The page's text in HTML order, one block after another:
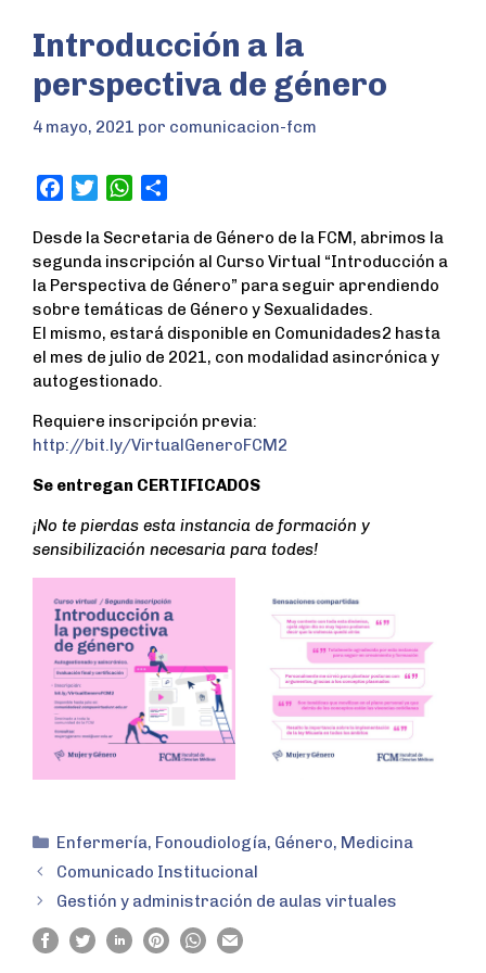
Introducción a la
perspectiva de género
4 mayo, 2021 por comunicacion-fcm
c
e
b
o
o
k
i
t
t
e
r
W
a
t
s
A
p
p
a
r
e
Desde la Secretaria de Género de la FCM, abrimos la
segunda inscripción al Curso Virtual “Introducción a
la Perspectiva de Género” para seguir aprendiendo
sobre temáticas de Género y Sexualidades.
El mismo, estará disponible en Comunidades2 hasta
el mes de julio de 2021, con modalidad asincrónica y
autogestionado.
Requiere inscripción previa:
http://bit.ly/VirtualGeneroFCM2
Se entregan CERTIFICADOS
¡No te pierdas esta instancia de formación y
sensibilización necesaria para todes!
Enfermería, Fonoudiología, Género, Medicina
Comunicado Institucional
Gestión y administración de aulas virtuales